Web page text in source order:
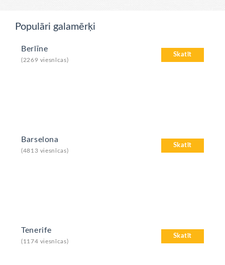
Populāri galamērķi
Skatīt
Berlīne
(2269 viesnīcas)
Skatīt
Barselona
(4813 viesnīcas)
Skatīt
Tenerife
(1174 viesnīcas)